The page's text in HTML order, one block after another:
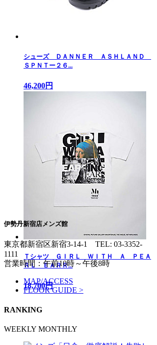
シューズ ＤＡＮＮＥＲ ＡＳＨＬＡＮＤ
ＳＰＮＴー２６...
46,200円
Ｔシャツ ＧＩＲＬ ＷＩＴＨ Ａ ＰＥＡ
ＲＬ ＥＡＲＲ...
18,700円
伊勢丹新宿店メンズ館
東京都新宿区新宿3-14-1 TEL: 03-3352-
1111
営業時間：午前10時～午後8時
MAP/ACCESS
FLOOR GUIDE >
RANKING
WEEKLY MONTHLY